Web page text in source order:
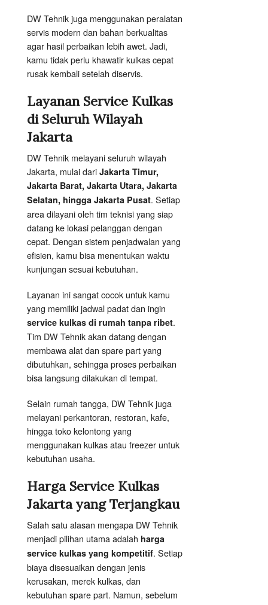
DW Tehnik juga menggunakan peralatan
servis modern dan bahan berkualitas
agar hasil perbaikan lebih awet. Jadi,
kamu tidak perlu khawatir kulkas cepat
rusak kembali setelah diservis.
Layanan Service Kulkas
di Seluruh Wilayah
Jakarta
DW Tehnik melayani seluruh wilayah
Jakarta, mulai dari Jakarta Timur,
Jakarta Barat, Jakarta Utara, Jakarta
Selatan, hingga Jakarta Pusat. Setiap
area dilayani oleh tim teknisi yang siap
datang ke lokasi pelanggan dengan
cepat. Dengan sistem penjadwalan yang
efisien, kamu bisa menentukan waktu
kunjungan sesuai kebutuhan.
Layanan ini sangat cocok untuk kamu
yang memiliki jadwal padat dan ingin
service kulkas di rumah tanpa ribet.
Tim DW Tehnik akan datang dengan
membawa alat dan spare part yang
dibutuhkan, sehingga proses perbaikan
bisa langsung dilakukan di tempat.
Selain rumah tangga, DW Tehnik juga
melayani perkantoran, restoran, kafe,
hingga toko kelontong yang
menggunakan kulkas atau freezer untuk
kebutuhan usaha.
Harga Service Kulkas
Jakarta yang Terjangkau
Salah satu alasan mengapa DW Tehnik
menjadi pilihan utama adalah harga
service kulkas yang kompetitif. Setiap
biaya disesuaikan dengan jenis
kerusakan, merek kulkas, dan
kebutuhan spare part. Namun, sebelum